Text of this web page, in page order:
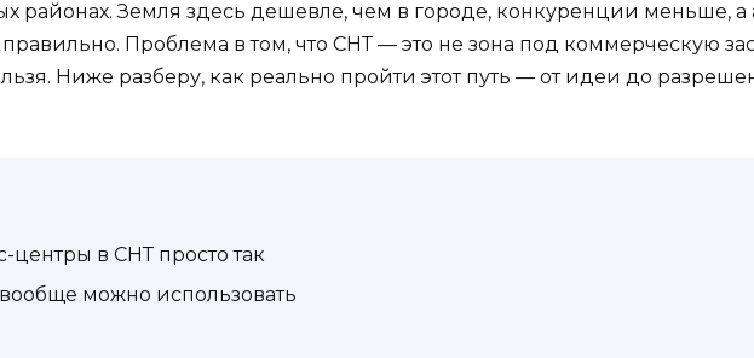
районах. Земля здесь дешевле, чем в городе, конкуренции меньше,
Проблема в том, что СНТ — это не зона под коммерческую
Ниже разберу, как реально пройти этот путь — от идеи до
центры в СНТ просто так
можно использовать